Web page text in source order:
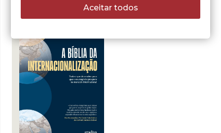
Aceitar todos